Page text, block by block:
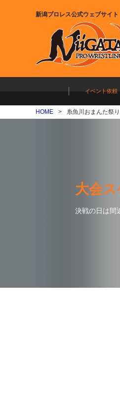
新潟プロレス公式ウェブサイト
イベント依頼
HOME 糸魚川おまんた祭
大会
決戦の日は間